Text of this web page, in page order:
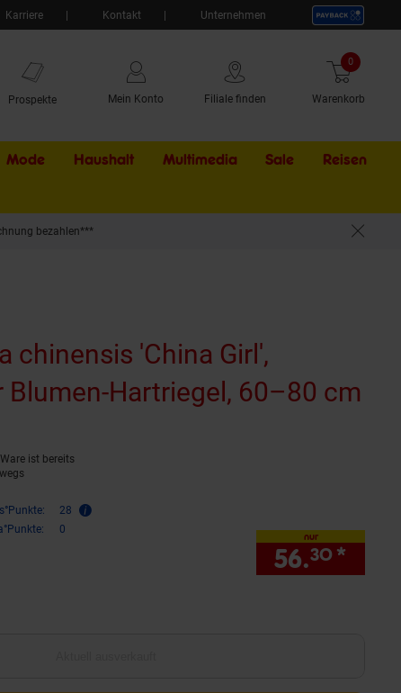
Karriere Kontakt Unternehmen
Prospekte Mein Konto Filiale finden Warenkorb
0 Artikel
Mode Haushalt Multimedia Sale Externer
Reisen
bezahlen***
chinensis 'China Girl',
Blumen-Hartriegel, 60–80 cm
ist bereits
28
0
nur
56.30 *